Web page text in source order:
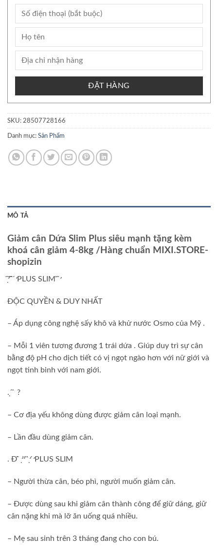
ĐẶT HÀNG
SKU: 28507728166
Danh mục: Sản Phẩm
MÔ TẢ
Giảm cân Dứa Slim Plus siêu mạnh tặng kèm
khoá cân giảm 4-8kg /Hàng chuẩn MIXI.STORE-
shopizin
̛́ ̣̂ ̂́ ̂̀ ̛́ PLUS SLIM ̉ ̛̃
ĐỘC QUYỀN & DUY NHẤT
– Áp dụng công nghệ sấy khô và khử nước Osmo của Mỹ .
– Mỗi 1 viên tương đương 1 trái dứa . Giúp duy trì sự cân
bằng độ pH cho dịch tiết có vị ngọt ngào hơn với nữ giới và
ngọt tinh binh với nam giới.
. ̣ ̂ ̀ ?
– Cơ địa yếu không dùng được giảm cân loại mạnh.
– Lần đầu dùng giảm cân.
. Đ ̂́ ̛ ̛̣ ̀ ̂ ̛̉ ̣ ̛́ PLUS SLIM
– Người thừa cân, béo phì, người muốn giảm cân.
– Được dùng sau khi giảm cân thành công để giữ dáng, giữ
cân nặng khi mà lỡ ăn uống quá nhiều.
– Mẹ sau sinh trên 3 tháng đang cho con bú.